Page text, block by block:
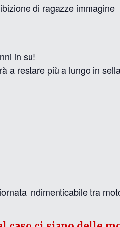
di ragazze immagine
in su!
a restare più a lungo in
indimenticabile tra